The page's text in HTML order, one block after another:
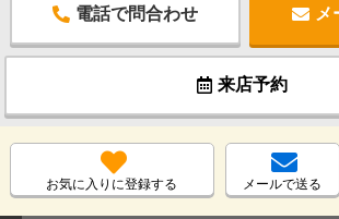
電話で問合わせ メ
来店予約
お気に入りに登録する メールで送る